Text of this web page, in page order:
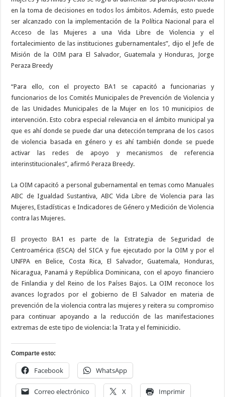
en la toma de decisiones en todos los ámbitos. Además, esto puede
ser alcanzado con la implementación de la Política Nacional para el
Acceso de las Mujeres a una Vida Libre de Violencia y el
fortalecimiento de las instituciones gubernamentales”, dijo el Jefe de
Misión de la OIM para El Salvador, Guatemala y Honduras, Jorge
Peraza Breedy
“Para ello, con el proyecto BA1 se capacitó a funcionarias y
funcionarios de los Comités Municipales de Prevención de Violencia y
de las Unidades Municipales de la Mujer en los 10 municipios de
intervención. Esto cobra especial relevancia en el ámbito municipal ya
que es ahí donde se puede dar una detección temprana de los casos
de violencia basada en género y es ahí también donde se puede
activar las redes de apoyo y mecanismos de referencia
interinstitucionales”, afirmó Peraza Breedy.
La OIM capacitó a personal gubernamental en temas como Manuales
ABC de Igualdad Sustantiva, ABC Vida Libre de Violencia para las
Mujeres, Estadísticas e Indicadores de Género y Medición de Violencia
contra las Mujeres.
El proyecto BA1 es parte de la Estrategia de Seguridad de
Centroamérica (ESCA) del SICA y fue ejecutado por la OIM y por el
UNFPA en Belice, Costa Rica, El Salvador, Guatemala, Honduras,
Nicaragua, Panamá y República Dominicana, con el apoyo financiero
de Finlandia y del Reino de los Países Bajos. La OIM reconoce los
avances logrados por el gobierno de El Salvador en materia de
prevención de la violencia contra las mujeres y reitera su compromiso
para continuar apoyando a la reducción de las manifestaciones
extremas de este tipo de violencia: la Trata y el feminicidio.
Comparte esto:
Facebook WhatsApp
Correo electrónico X Imprimir